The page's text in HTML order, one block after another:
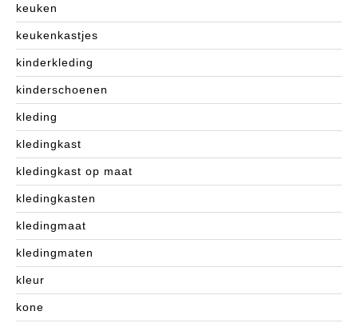
keuken
keukenkastjes
kinderkleding
kinderschoenen
kleding
kledingkast
kledingkast op maat
kledingkasten
kledingmaat
kledingmaten
kleur
kone